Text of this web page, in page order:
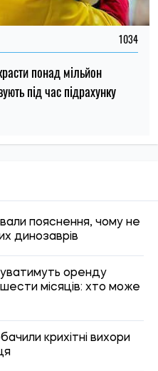
1034
понад мільйон
під час підрахунку
пояснення, чому не
динозаврів
оренду
місяців: хто може
крихітні вихори